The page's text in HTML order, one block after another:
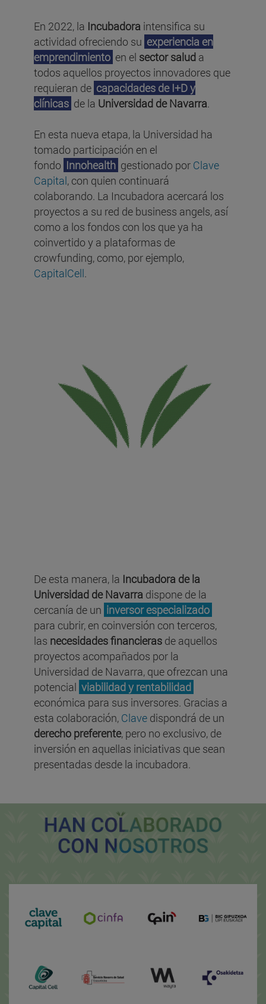
En 2022, la Incubadoraintensifica su
actividad ofreciendo su experiencia en
emprendimiento en el sector saluda
todos aquellos proyectos innovadores que
requieran de capacidades de I+D y
clínicas de la Universidad de Navarra.
En esta nueva etapa, la Universidad ha
tomado participación en el
fondo Innohealth gestionado porClave
Capital, con quien continuará
colaborando. La Incubadora acercará los
proyectos a su red de business angels, así
como a los fondos con los que ya ha
coinvertido y a plataformas de
crowfunding, como, por ejemplo,
CapitalCell.
De esta manera, la Incubadora de la
Universidad de Navarradispone de la
cercanía de un inversor especializado
para cubrir, en coinversión con terceros,
las necesidades financierasde aquellos
proyectos acompañados por la
Universidad de Navarra, que ofrezcan una
potencial viabilidad y rentabilidad
económica para sus inversores. Gracias a
esta colaboración, Clavedispondrá de un
derecho preferente, pero no exclusivo, de
inversión en aquellas iniciativas que sean
presentadas desde la incubadora.